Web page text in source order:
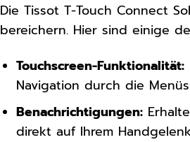
Die Tissot T-Touch Connect
bereichern. Hier sind einige
Touchscreen-Funktionalität:
Navigation durch die
Benachrichtigungen:
direkt auf Ihrem